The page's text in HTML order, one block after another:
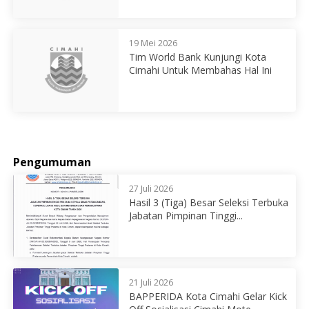
19 Mei 2026
Tim World Bank Kunjungi Kota
Cimahi Untuk Membahas Hal Ini
Pengumuman
27 Juli 2026
Hasil 3 (Tiga) Besar Seleksi Terbuka
Jabatan Pimpinan Tinggi...
21 Juli 2026
BAPPERIDA Kota Cimahi Gelar Kick